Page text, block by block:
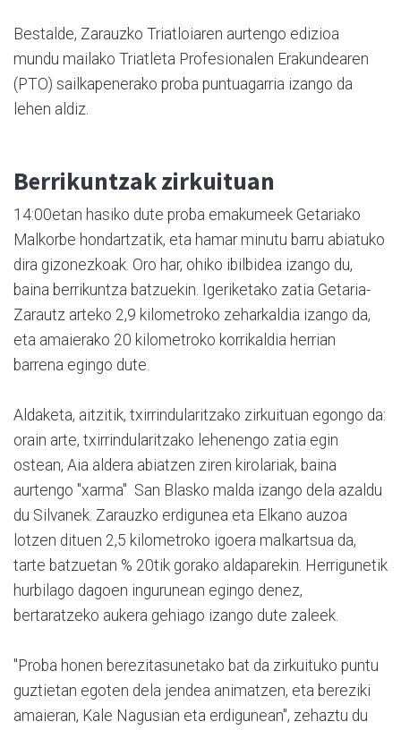
Bestalde, Zarauzko Triatloiaren aurtengo edizioa
mundu mailako Triatleta Profesionalen Erakundearen
(PTO) sailkapenerako proba puntuagarria izango da
lehen aldiz.
Berrikuntzak zirkuituan
14:00etan hasiko dute proba emakumeek Getariako
Malkorbe hondartzatik, eta hamar minutu barru abiatuko
dira gizonezkoak. Oro har, ohiko ibilbidea izango du,
baina berrikuntza batzuekin. Igeriketako zatia Getaria-
Zarautz arteko 2,9 kilometroko zeharkaldia izango da,
eta amaierako 20 kilometroko korrikaldia herrian
barrena egingo dute.
Aldaketa, aitzitik, txirrindularitzako zirkuituan egongo da:
orain arte, txirrindularitzako lehenengo zatia egin
ostean, Aia aldera abiatzen ziren kirolariak, baina
aurtengo "xarma" San Blasko malda izango dela azaldu
du Silvanek. Zarauzko erdigunea eta Elkano auzoa
lotzen dituen 2,5 kilometroko igoera malkartsua da,
tarte batzuetan % 20tik gorako aldaparekin. Herrigunetik
hurbilago dagoen ingurunean egingo denez,
bertaratzeko aukera gehiago izango dute zaleek.
"Proba honen berezitasunetako bat da zirkuituko puntu
guztietan egoten dela jendea animatzen, eta bereziki
amaieran, Kale Nagusian eta erdigunean", zehaztu du